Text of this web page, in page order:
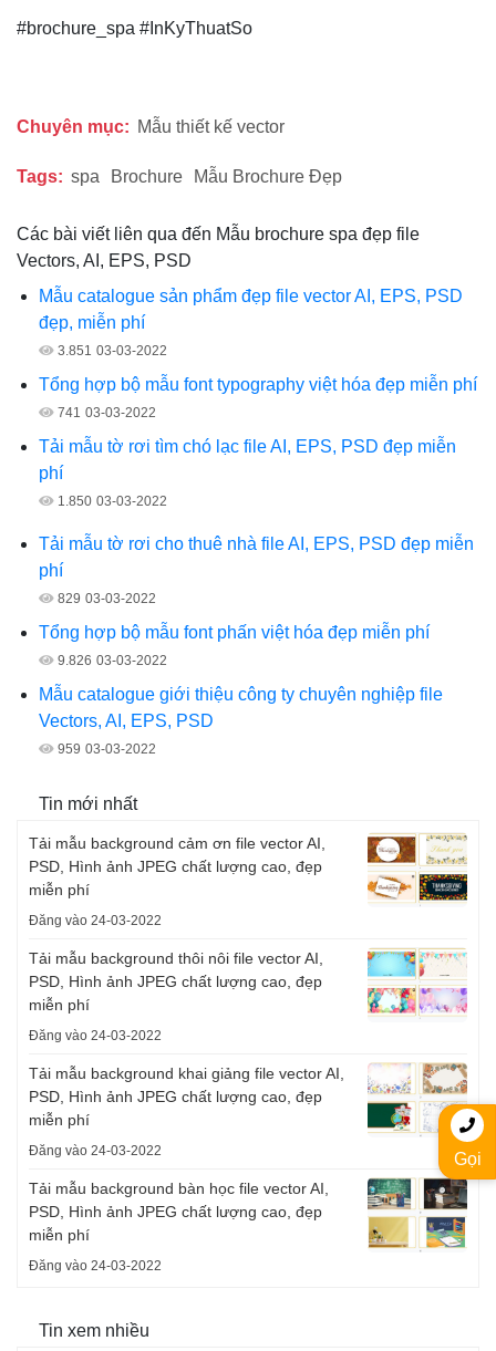
#brochure_spa #InKyThuatSo
Chuyên mục: Mẫu thiết kế vector
Tags: spa Brochure Mẫu Brochure Đẹp
Các bài viết liên qua đến Mẫu brochure spa đẹp file
Vectors, AI, EPS, PSD
Mẫu catalogue sản phẩm đẹp file vector AI, EPS, PSD
đẹp, miễn phí
3.851 03-03-2022
Tổng hợp bộ mẫu font typography việt hóa đẹp miễn phí
741 03-03-2022
Tải mẫu tờ rơi tìm chó lạc file AI, EPS, PSD đẹp miễn
phí
1.850 03-03-2022
Tải mẫu tờ rơi cho thuê nhà file AI, EPS, PSD đẹp miễn
phí
829 03-03-2022
Tổng hợp bộ mẫu font phấn việt hóa đẹp miễn phí
9.826 03-03-2022
Mẫu catalogue giới thiệu công ty chuyên nghiệp file
Vectors, AI, EPS, PSD
959 03-03-2022
Tin mới nhất
Tải mẫu background cảm ơn file vector AI,
PSD, Hình ảnh JPEG chất lượng cao, đẹp
miễn phí
Đăng vào 24-03-2022
Tải mẫu background thôi nôi file vector AI,
PSD, Hình ảnh JPEG chất lượng cao, đẹp
miễn phí
Đăng vào 24-03-2022
Tải mẫu background khai giảng file vector AI,
PSD, Hình ảnh JPEG chất lượng cao, đẹp
miễn phí
Đăng vào 24-03-2022
Tải mẫu background bàn học file vector AI,
PSD, Hình ảnh JPEG chất lượng cao, đẹp
miễn phí
Đăng vào 24-03-2022
Tin xem nhiều
Gọi